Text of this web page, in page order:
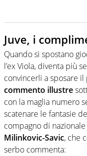
Juve, i
Quando si spostano
l’ex Viola, diventa più
convincerli a sposare
commento illustre
con la maglia numero
scatenare le fantasie
compagno di
Milinkovic-Savic, che
serbo commenta: